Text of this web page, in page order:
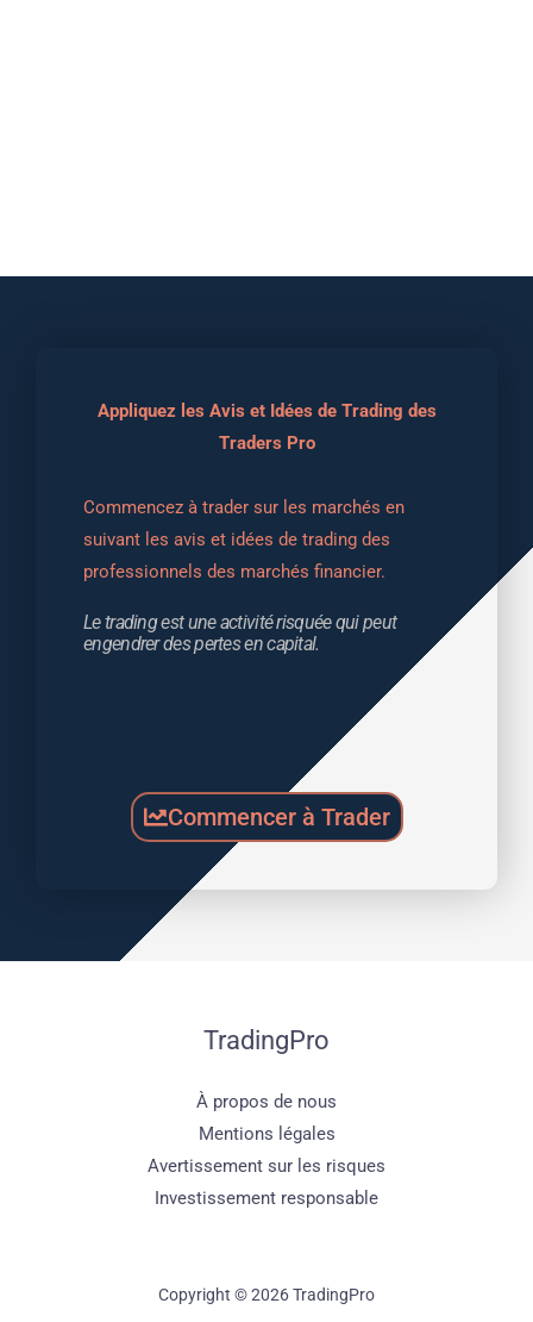
Appliquez les Avis et Idées de Trading des
Traders Pro
Commencez à trader sur les marchés en
suivant les avis et idées de trading des
professionnels des marchés financier.
Le trading est une activité risquée qui peut
engendrer des pertes en capital.
Commencer à Trader
TradingPro
À propos de nous
Mentions légales
Avertissement sur les risques
Investissement responsable
Copyright © 2026 TradingPro